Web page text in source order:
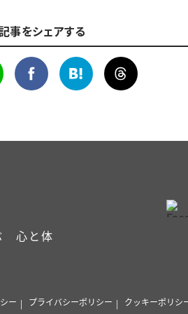
事をシェアする
心と体
ー プライバシーポリシー クッキーポリシ